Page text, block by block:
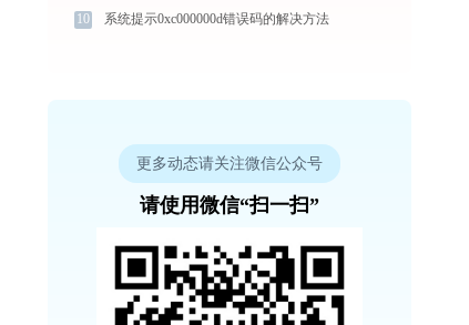
10 系统提示0xc000000d错误码的解决方法
更多动态请关注微信公众号
请使用微信“扫一扫”